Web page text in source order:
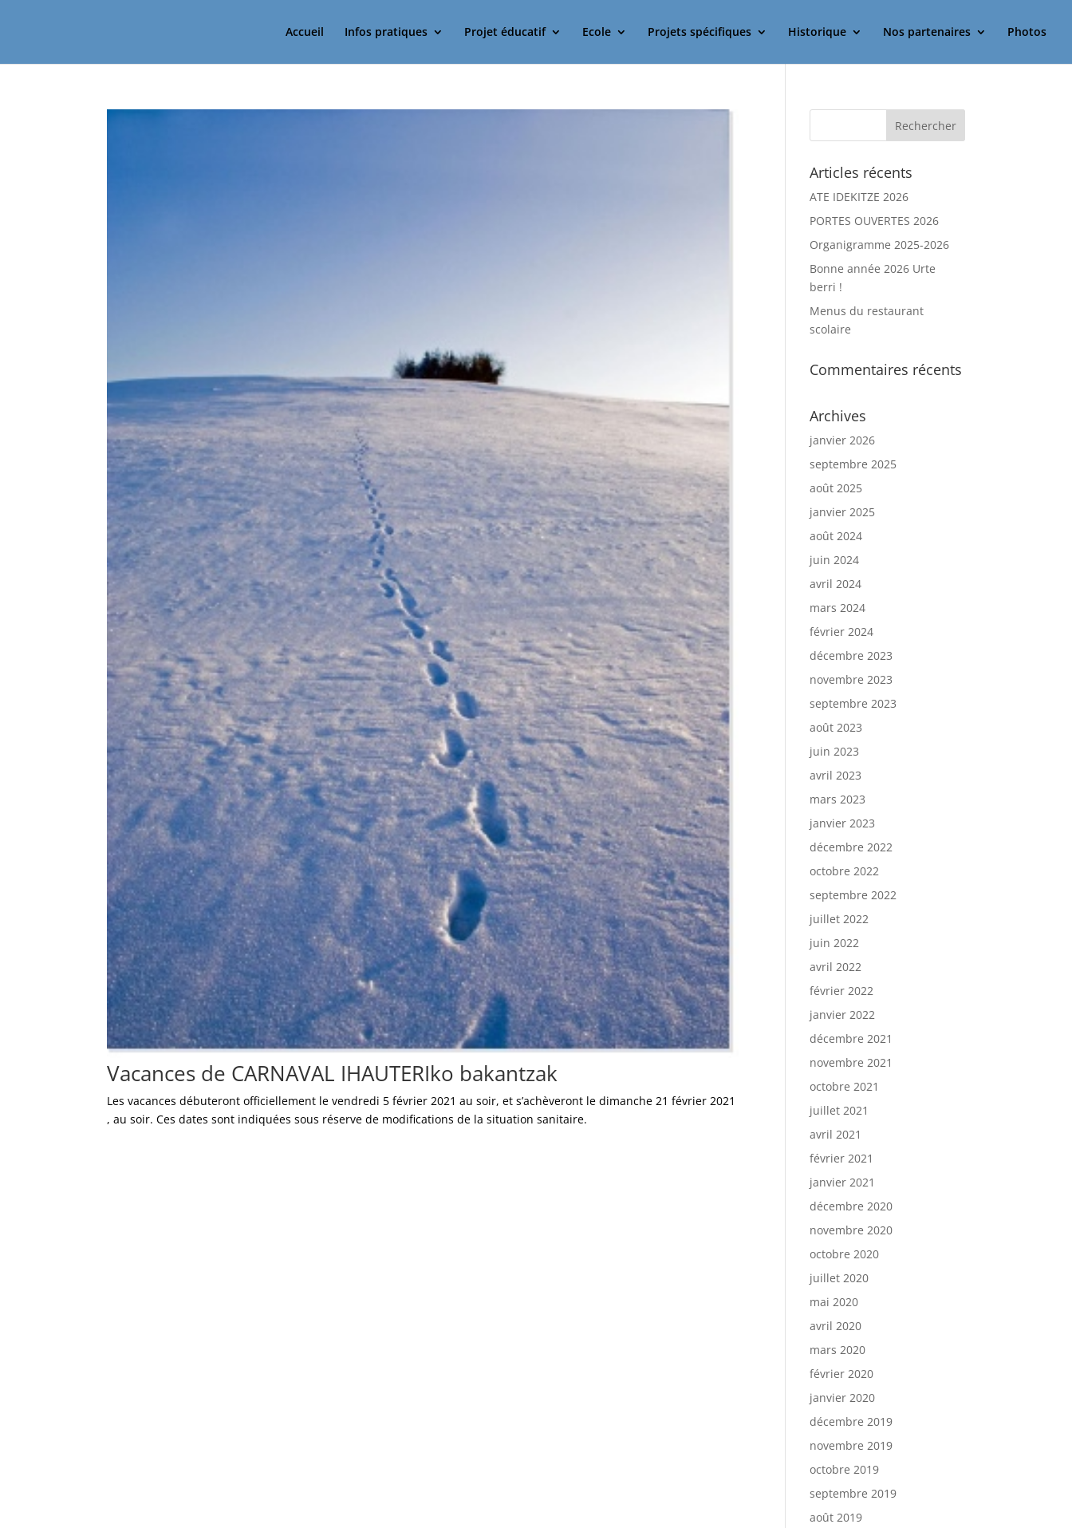
Accueil Infos pratiques Projet éducatif Ecole Projets spécifiques Historique Nos partenaires Photos
Vacances de CARNAVAL IHAUTERIko bakantzak
Les vacances débuteront officiellement le vendredi 5 février 2021 au soir, et s’achèveront le dimanche 21 février 2021
, au soir. Ces dates sont indiquées sous réserve de modifications de la situation sanitaire.
Articles récents
ATE IDEKITZE 2026
PORTES OUVERTES 2026
Organigramme 2025-2026
Bonne année 2026 Urte
berri !
Menus du restaurant
scolaire
Commentaires récents
Archives
janvier 2026
septembre 2025
août 2025
janvier 2025
août 2024
juin 2024
avril 2024
mars 2024
février 2024
décembre 2023
novembre 2023
septembre 2023
août 2023
juin 2023
avril 2023
mars 2023
janvier 2023
décembre 2022
octobre 2022
septembre 2022
juillet 2022
juin 2022
avril 2022
février 2022
janvier 2022
décembre 2021
novembre 2021
octobre 2021
juillet 2021
avril 2021
février 2021
janvier 2021
décembre 2020
novembre 2020
octobre 2020
juillet 2020
mai 2020
avril 2020
mars 2020
février 2020
janvier 2020
décembre 2019
novembre 2019
octobre 2019
septembre 2019
août 2019